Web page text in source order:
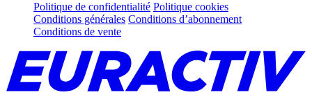
Politique de confidentialité Politique cookies
Conditions générales Conditions d’abonnement
Conditions de vente